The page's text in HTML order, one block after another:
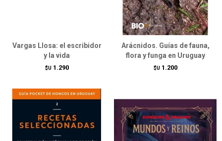
Vargas Llosa: el escribidor
y la vida
$U 1.290
Arácnidos. Guías de fauna,
flora y funga en Uruguay
$U 1.200